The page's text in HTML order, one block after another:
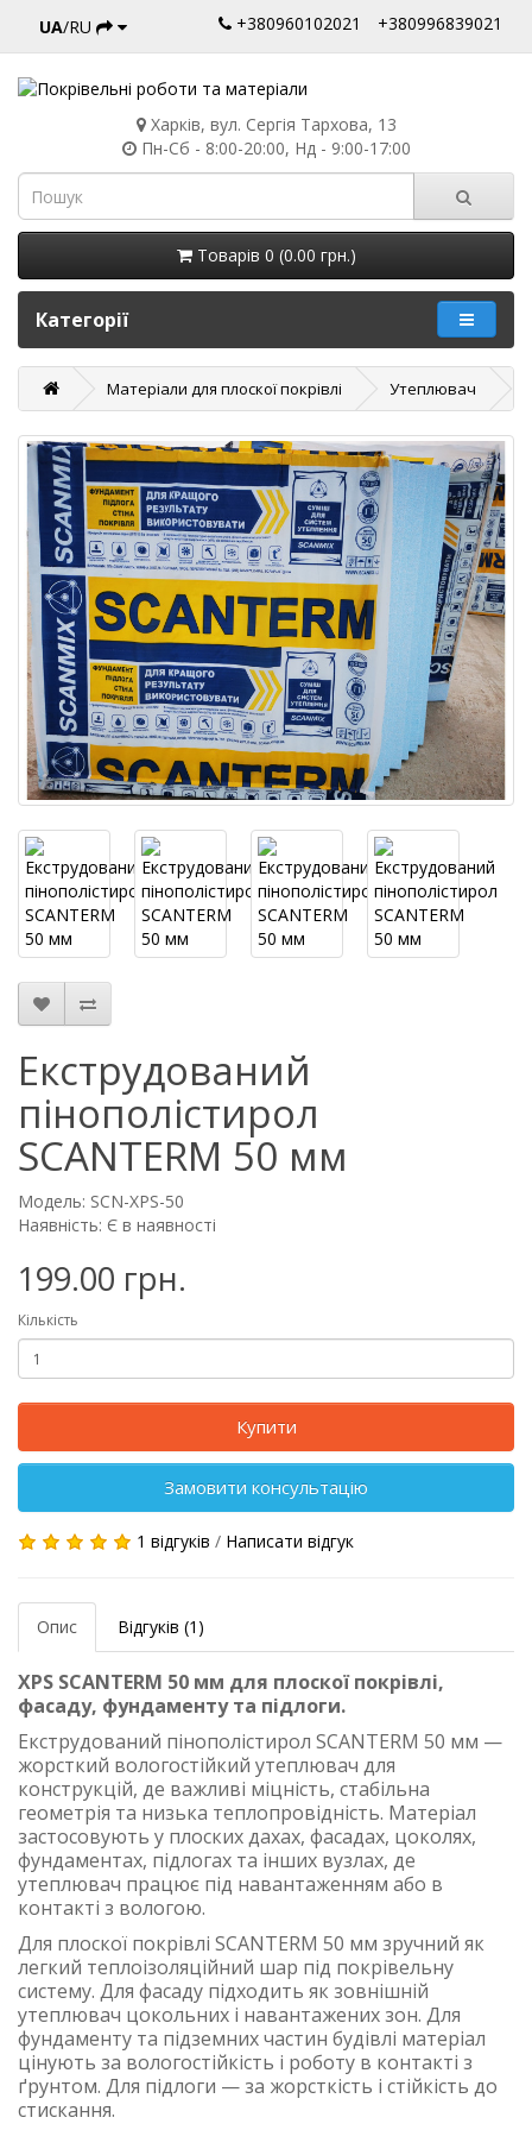
UA/RU +380960102021 +380996839021
Харків, вул. Сергія Тархова, 13
Пн-Сб - 8:00-20:00, Нд - 9:00-17:00
Товарів 0 (0.00 грн.)
Категорії
Матеріали для плоскої покрівлі Утеплювач
Екструдований
пінополістирол
SCANTERM 50 мм
Модель: SCN-XPS-50
Наявність: Є в наявності
199.00 грн.
Кількість
Купити
Замовити консультацію
1 відгуків / Написати відгук
Опис Відгуків (1)
XPS SCANTERM 50 мм для плоскої покрівлі,
фасаду, фундаменту та підлоги.
Екструдований пінополістирол SCANTERM 50 мм —
жорсткий вологостійкий утеплювач для
конструкцій, де важливі міцність, стабільна
геометрія та низька теплопровідність. Матеріал
застосовують у плоских дахах, фасадах, цоколях,
фундаментах, підлогах та інших вузлах, де
утеплювач працює під навантаженням або в
контакті з вологою.
Для плоскої покрівлі SCANTERM 50 мм зручний як
легкий теплоізоляційний шар під покрівельну
систему. Для фасаду підходить як зовнішній
утеплювач цокольних і навантажених зон. Для
фундаменту та підземних частин будівлі матеріал
цінують за вологостійкість і роботу в контакті з
ґрунтом. Для підлоги — за жорсткість і стійкість до
стискання.